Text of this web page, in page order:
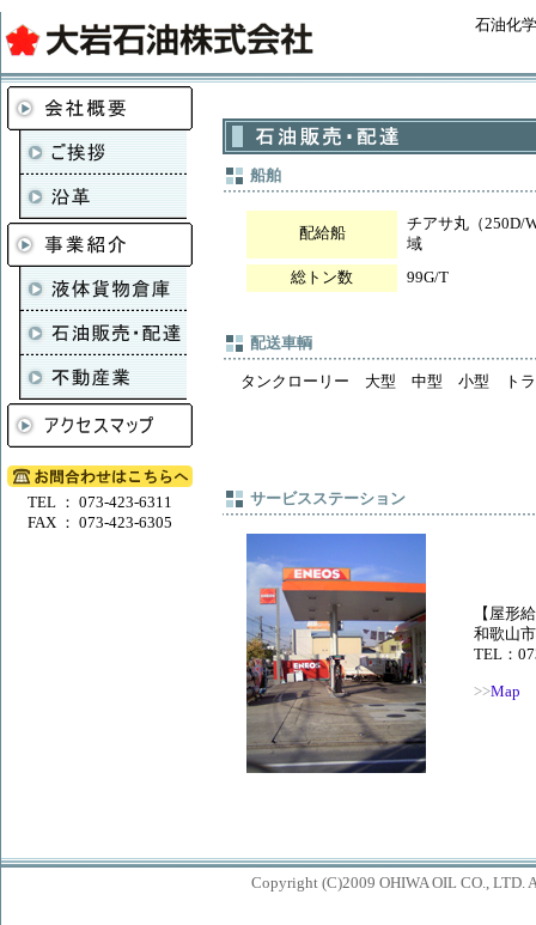
石油化
TEL ： 073-423-6311
FAX ： 073-423-6305
船舶
配給船
チアサ丸（
域
総トン数
99G/T
配送車輌
タンクローリー 大型 中型 小型 トラ
サービスステーション
【屋形
和歌山
TEL：
>>Map
Copyright (C)2009 OHIWA OIL CO., LTD.